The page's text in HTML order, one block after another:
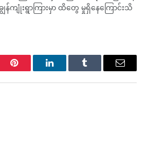
ချွန်ကျုံးရွာကြားမှာ ထိတွေ မှုရှိနေကြောင်းသိ
Pinterest LinkedInTumblr Email